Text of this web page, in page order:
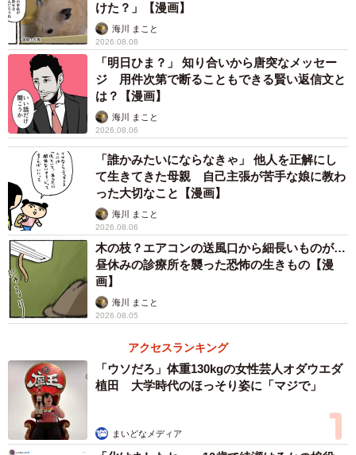
けた？」【漫画】
海川 まこと
2026.08.08
「明日ひま？」 知り合いから唐突なメッセー
ジ 用件次第で断ることもできる賢い返信文と
は？【漫画】
海川 まこと
2026.08.06
「誰かみたいにならなきゃ」 他人を正解にし
て生きてきた母親 自己主張が苦手な娘に教わ
った大切なこと【漫画】
海川 まこと
2026.08.06
木の枝？エアコンの送風口から細長いものが…
昼休みの診療所を襲った恐怖の生きもの【漫
画】
海川 まこと
2026.08.05
アクセスランキング
「ウソだろ」体重130kgの女性芸人オダウエダ
植田 大学時代のほっそり姿に「マジで」
まいどなメディア